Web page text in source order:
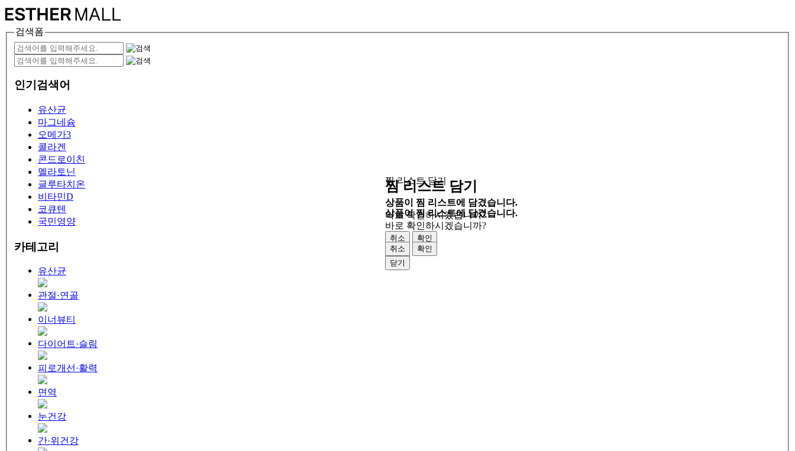
검색폼
인기검색어
유산균
마그네슘
오메가3
콜라겐
콘드로이친
멜라토닌
글루타치온
비타민D
코큐텐
국민영양
카테고리
유산균
관절·연골
이너뷰티
다이어트·슬림
피로개선·활력
면역
눈건강
간·위건강
찜 리스트 담기
상품이 찜 리스트에 담겼습니다.
바로 확인하시겠습니까?
취소
확인
닫기
찜 리스트 담기
상품이 찜 리스트에 담겼습니다.
바로 확인하시겠습니까?
취소
확인
닫기